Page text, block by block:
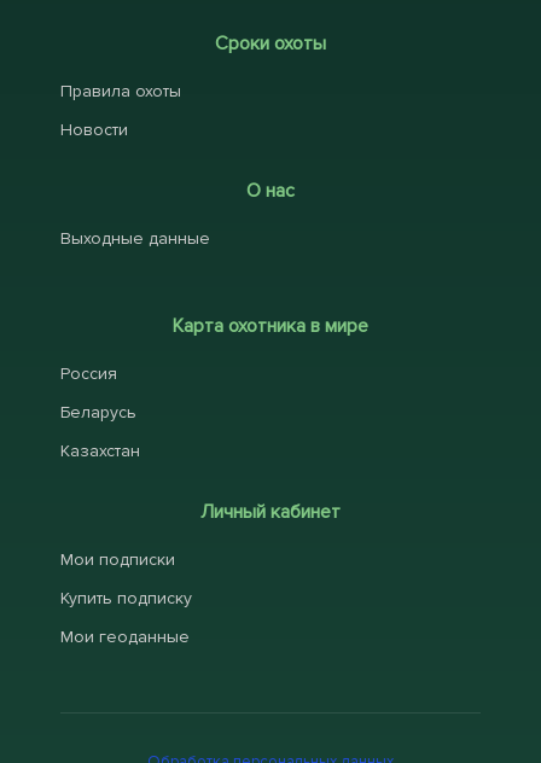
Сроки охоты
Правила охоты
Новости
О нас
Выходные данные
Карта охотника в мире
Россия
Беларусь
Казахстан
Личный кабинет
Мои подписки
Купить подписку
Мои геоданные